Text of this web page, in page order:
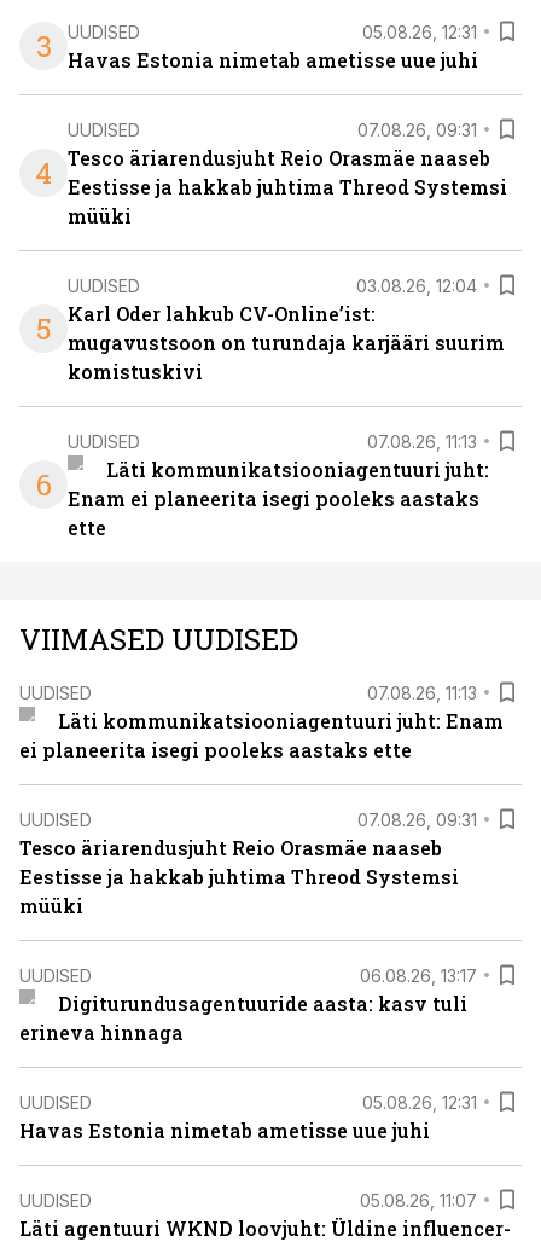
3 UUDISED 05.08.26, 12:31
Havas Estonia nimetab ametisse uue juhi
4
UUDISED 07.08.26, 09:31
Tesco äriarendusjuht Reio Orasmäe naaseb
Eestisse ja hakkab juhtima Threod Systemsi
müüki
5
UUDISED 03.08.26, 12:04
Karl Oder lahkub CV-Online’ist:
mugavustsoon on turundaja karjääri suurim
komistuskivi
6
UUDISED 07.08.26, 11:13
Läti kommunikatsiooniagentuuri juht:
Enam ei planeerita isegi pooleks aastaks
ette
VIIMASED UUDISED
UUDISED 07.08.26, 11:13
Läti kommunikatsiooniagentuuri juht: Enam
ei planeerita isegi pooleks aastaks ette
UUDISED 07.08.26, 09:31
Tesco äriarendusjuht Reio Orasmäe naaseb
Eestisse ja hakkab juhtima Threod Systemsi
müüki
UUDISED 06.08.26, 13:17
Digiturundusagentuuride aasta: kasv tuli
erineva hinnaga
UUDISED 05.08.26, 12:31
Havas Estonia nimetab ametisse uue juhi
UUDISED 05.08.26, 11:07
Läti agentuuri WKND loovjuht: Üldine influencer-